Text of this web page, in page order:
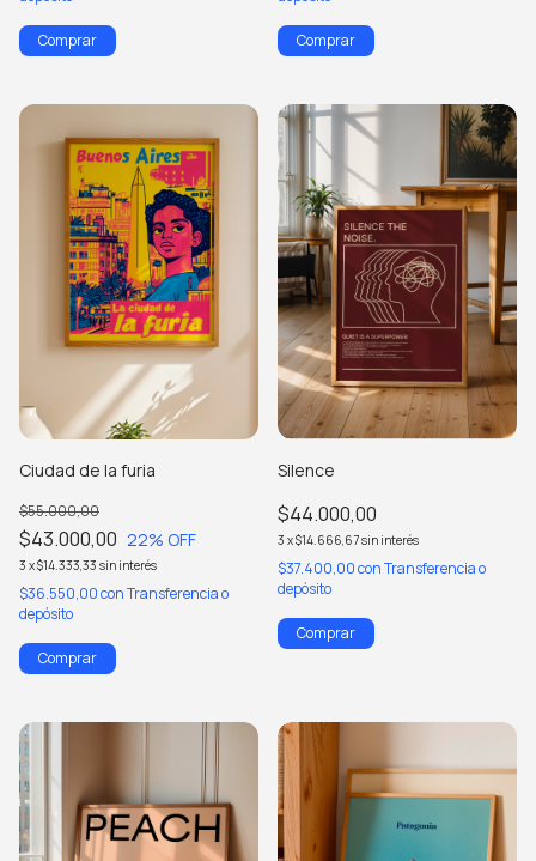
Comprar Comprar
Ciudad de la furia
$43.000,00
$55.000,00
22% OFF
3 x$14.333,33 sin interés
$36.550,00conTransferencia o
depósito
Comprar
Silence
$44.000,00
3 x$14.666,67sin interés
$37.400,00conTransferencia o
depósito
Comprar